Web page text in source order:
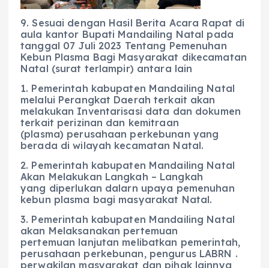
9. Sesuai dengan Hasil Berita Acara Rapat di
aula kantor Bupati Mandailing Natal pada
tanggal 07 Juli 2023 Tentang Pemenuhan
Kebun Plasma Bagi Masyarakat dikecamatan
Natal (surat terlampir) antara lain
1. Pemerintah kabupaten Mandailing Natal
melalui Perangkat Daerah terkait akan
melakukan Inventarisasi data dan dokumen
terkait perizinan dan kemitraan
(plasma) perusahaan perkebunan yang
berada di wilayah kecamatan Natal.
2. Pemerintah kabupaten Mandailing Natal
Akan Melakukan Langkah – Langkah
yang diperlukan dalarn upaya pemenuhan
kebun plasma bagi masyarakat Natal.
3. Pemerintah kabupaten Mandailing Natal
akan Melaksanakan pertemuan
pertemuan lanjutan melibatkan pemerintah,
perusahaan perkebunan, pengurus LABRN .
perwakilan masyarakat dan pihak lainnya